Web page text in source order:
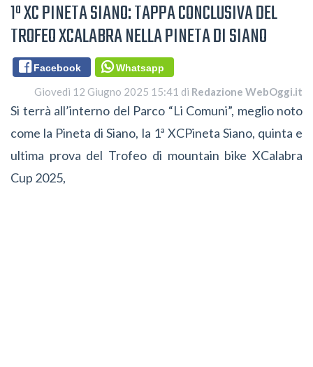
1ª XC PINETA SIANO: TAPPA CONCLUSIVA DEL
TROFEO XCALABRA NELLA PINETA DI SIANO
Facebook Whatsapp
Giovedì 12 Giugno 2025 15:41 di Redazione WebOggi.it
Si terrà all’interno del Parco “Li Comuni”, meglio noto
come la Pineta di Siano, la 1ª XCPineta Siano, quinta e
ultima prova del Trofeo di mountain bike XCalabra
Cup 2025,